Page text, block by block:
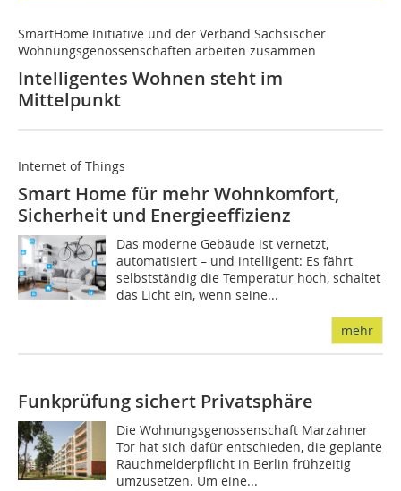
SmartHome Initiative und der Verband Sächsischer
Wohnungsgenossenschaften arbeiten zusammen
Intelligentes Wohnen steht im
Mittelpunkt
Internet of Things
Smart Home für mehr Wohnkomfort,
Sicherheit und Energieeffizienz
Das moderne Gebäude ist vernetzt,
automatisiert – und intelligent: Es fährt
selbstständig die Temperatur hoch, schaltet
das Licht ein, wenn seine...
mehr
Funkprüfung sichert Privatsphäre
Die Wohnungsgenossenschaft Marzahner
Tor hat sich dafür entschieden, die geplante
Rauchmelderpflicht in Berlin frühzeitig
umzusetzen. Um eine...